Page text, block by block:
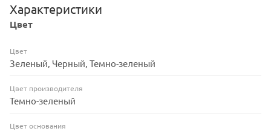
долговечность конструкции, при этом сохраняя легкость
и изящество дизайна.
Характеристики
Цвет
Цвет
Зеленый, Черный, Темно-зеленый
Цвет производителя
Темно-зеленый
Цвет основания